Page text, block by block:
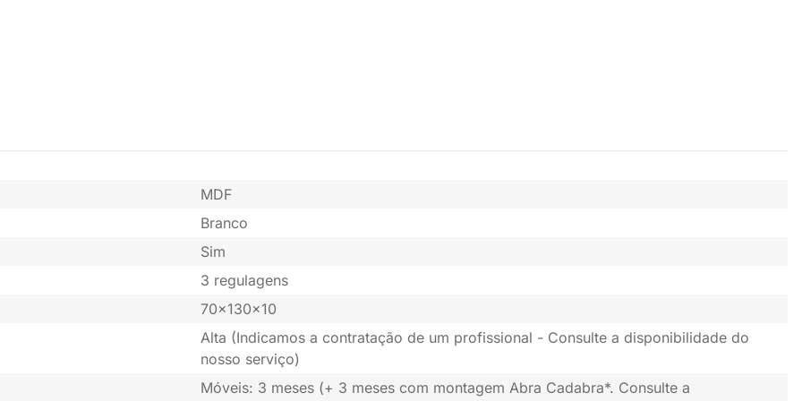
MDF
Branco
Sim
3 regulagens
70x130x10
Alta (Indicamos a contratação de um profissional - Consulte a disponibilidade do
nosso serviço)
Móveis: 3 meses (+ 3 meses com montagem Abra Cadabra*. Consulte a